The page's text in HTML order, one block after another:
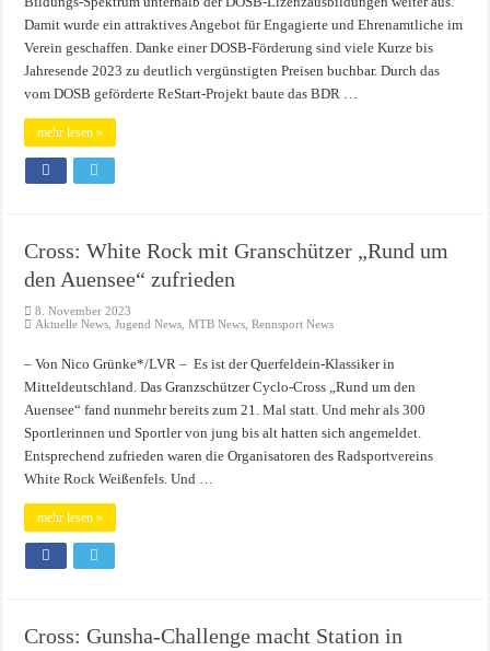
Damit wurde ein attraktives Angebot für Engagierte und Ehrenamtliche im
Verein geschaffen. Danke einer DOSB-Förderung sind viele Kurze bis
Jahresende 2023 zu deutlich vergünstigten Preisen buchbar. Durch das
vom DOSB geförderte ReStart-Projekt baute das BDR …
mehr lesen »
Cross: White Rock mit Granschützer „Rund um
den Auensee“ zufrieden
8. November 2023
Aktuelle News ,Jugend News ,MTB News ,Rennsport News
– Von Nico Grünke*/LVR – Es ist der Querfeldein-Klassiker in
Mitteldeutschland. Das Granzschützer Cyclo-Cross „Rund um den
Auensee“ fand nunmehr bereits zum 21. Mal statt. Und mehr als 300
Sportlerinnen und Sportler von jung bis alt hatten sich angemeldet.
Entsprechend zufrieden waren die Organisatoren des Radsportvereins
White Rock Weißenfels. Und …
mehr lesen »
Cross: Gunsha-Challenge macht Station in